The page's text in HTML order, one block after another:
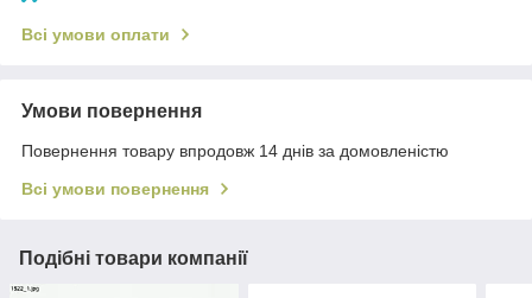
Всі умови оплати
Умови повернення
Повернення товару впродовж 14 днів за домовленістю
Всі умови повернення
Подібні товари компанії